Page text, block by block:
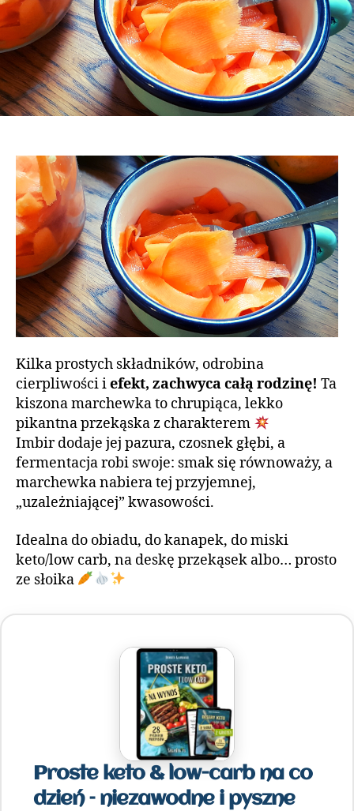
Kilka prostych składników, odrobina
cierpliwości iefekt, zachwyca całą rodzinę! Ta
kiszona marchewka to chrupiąca, lekko
pikantna przekąska z charakterem
Imbir dodaje jej pazura, czosnek głębi, a
fermentacja robi swoje: smak się równoważy, a
marchewka nabiera tej przyjemnej,
„uzależniającej” kwasowości.
Idealna do obiadu, do kanapek, do miski
keto/low carb, na deskę przekąsek albo… prosto
ze słoika
Proste keto & low-carb na co
dzień – niezawodne i pyszne